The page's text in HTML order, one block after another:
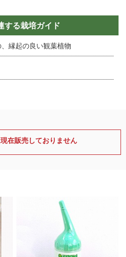
する栽培ガイド
縁起の良い観葉植物
在販売しておりません